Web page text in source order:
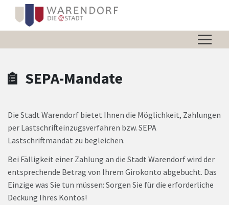
Zum Header
Zum Hauptinhalt
Zum Footer
Zum Hauptinhalt springen
SEPA-Mandate
Die Stadt Warendorf bietet Ihnen die Möglichkeit, Zahlungen
per Lastschrifteinzugsverfahren bzw. SEPA
Lastschriftmandat zu begleichen.
Bei Fälligkeit einer Zahlung an die Stadt Warendorf wird der
entsprechende Betrag von Ihrem Girokonto abgebucht. Das
Einzige was Sie tun müssen: Sorgen Sie für die erforderliche
Deckung Ihres Kontos!